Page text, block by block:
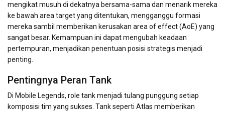
mengikat musuh di dekatnya bersama-sama dan menarik mereka
ke bawah area target yang ditentukan, mengganggu formasi
mereka sambil memberikan kerusakan area of ​​effect (AoE) yang
sangat besar. Kemampuan ini dapat mengubah keadaan
pertempuran, menjadikan penentuan posisi strategis menjadi
penting.
Pentingnya Peran Tank
Di Mobile Legends, role tank menjadi tulang punggung setiap
komposisi tim yang sukses. Tank seperti Atlas memberikan